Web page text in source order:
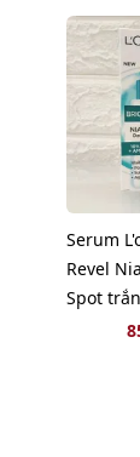
Serum
Revel
Spot
giảm